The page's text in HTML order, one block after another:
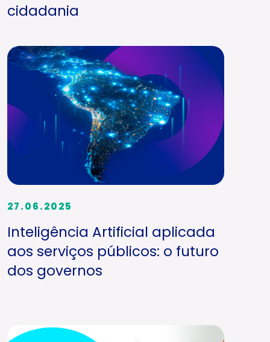
cidadania
27.06.2025
Inteligência Artificial aplicada
aos serviços públicos: o futuro
dos governos